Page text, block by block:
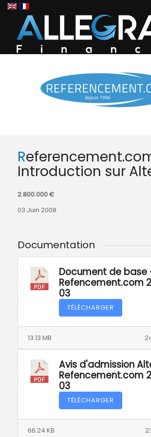
Referencement.com –
Introduction sur
2.800.000 €
03 Juin 2008
Documentation
Document de base
Refencement.com
03
TÉLÉCHARGER
13.13 MB
Avis d'admission
Refencement.com
03
TÉLÉCHARGER
66.24 KB